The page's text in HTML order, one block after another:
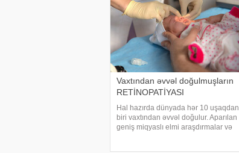
Vaxtından əvvəl doğulmuşların
RETİNOPATİYASI
Hal hazırda dünyada hər 10 uşaqdan
biri vaxtından əvvəl doğulur. Aparılan
geniş miqyaslı elmi araşdırmalar və